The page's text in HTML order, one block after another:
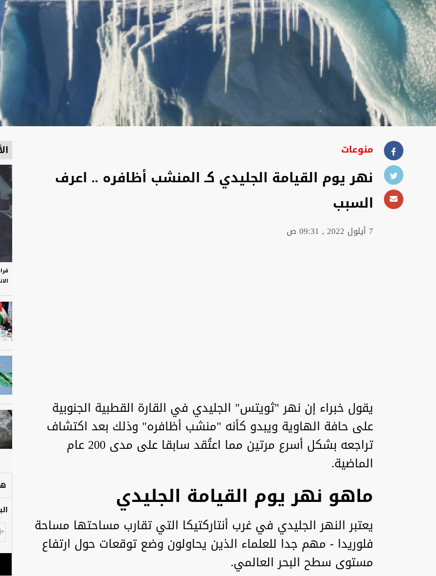
منوعات
نهر يوم القيامة الجليدي كـ المنشب أظافره .. اعرف
السبب
7 أيلول 2022 , 09:31 ص
يقول خبراء إن نهر "ثويتس" الجليدي في القارة القطبية الجنوبية
على حافة الهاوية ويبدو كأنه "منشب أظافره" وذلك بعد اكتشاف
تراجعه بشكل أسرع مرتين مما اعتُقد سابقا على مدى 200 عام
الماضية.
ماهو نهر يوم القيامة الجليدي
يعتبر النهر الجليدي في غرب أنتاركتيكا التي تقارب مساحتها مساحة
فلوريدا - مهم جدا للعلماء الذين يحاولون وضع توقعات حول ارتفاع
مستوى سطح البحر العالمي.